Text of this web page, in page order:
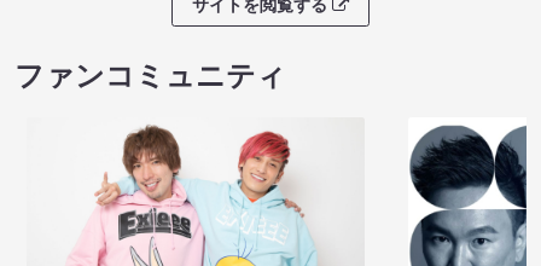
サイトを閲覧する
ファンコミュニティ